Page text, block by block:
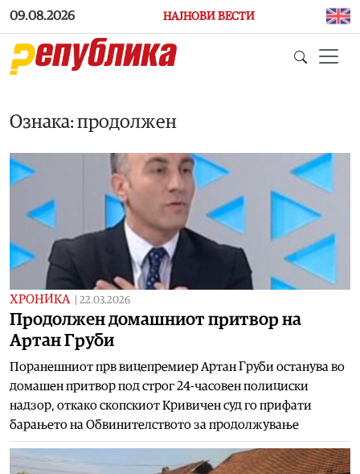
Skip to main content
09.08.2026 НАЈНОВИ ВЕСТИ
Ознака: продолжен
ХРОНИКА 22.03.2026
Продолжен домашниот притвор на
Артан Груби
Поранешниот прв вицепремиер Артан Груби останува во
домашен притвор под строг 24-часовен полициски
надзор, откако скопскиот Кривичен суд го прифати
барањето на Обвинителството за продолжување